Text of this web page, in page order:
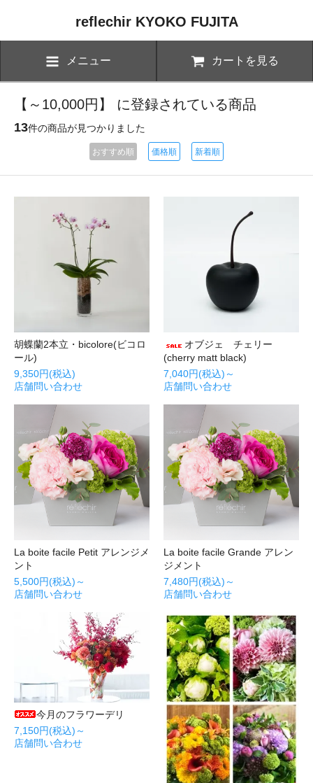
reflechir KYOKO FUJITA
メニュー カートを見る
【～10,000円】 に登録されている商品
13件の商品が見つかりました
おすすめ順 価格順 新着順
胡蝶蘭2本立・bicolore(ビコロ
ール)
9,350円(税込)
店舗問い合わせ
オブジェ チェリー
(cherry matt black)
7,040円(税込)～
店舗問い合わせ
La boite facile Petit アレンジメ
ント
5,500円(税込)～
店舗問い合わせ
La boite facile Grande アレン
ジメント
7,480円(税込)～
店舗問い合わせ
今月のフラワーデリ
7,150円(税込)～
店舗問い合わせ